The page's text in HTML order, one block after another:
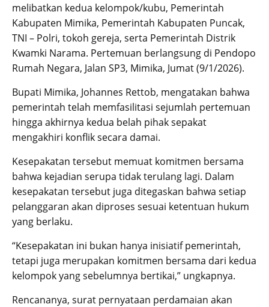
melibatkan kedua kelompok/kubu, Pemerintah
Kabupaten Mimika, Pemerintah Kabupaten Puncak,
TNI – Polri, tokoh gereja, serta Pemerintah Distrik
Kwamki Narama. Pertemuan berlangsung di Pendopo
Rumah Negara, Jalan SP3, Mimika, Jumat (9/1/2026).
Bupati Mimika, Johannes Rettob, mengatakan bahwa
pemerintah telah memfasilitasi sejumlah pertemuan
hingga akhirnya kedua belah pihak sepakat
mengakhiri konflik secara damai.
Kesepakatan tersebut memuat komitmen bersama
bahwa kejadian serupa tidak terulang lagi. Dalam
kesepakatan tersebut juga ditegaskan bahwa setiap
pelanggaran akan diproses sesuai ketentuan hukum
yang berlaku.
“Kesepakatan ini bukan hanya inisiatif pemerintah,
tetapi juga merupakan komitmen bersama dari kedua
kelompok yang sebelumnya bertikai,” ungkapnya.
Rencananya, surat pernyataan perdamaian akan